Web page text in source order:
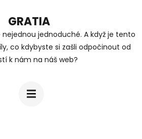
GRATIA
jednoduché. A když je tento
co kdybyste si zašli odpočinout od
k nám na náš web?